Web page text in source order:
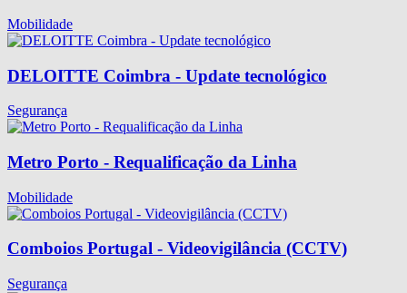
Mobilidade
DELOITTE Coimbra - Update tecnológico
Segurança
Metro Porto - Requalificação da Linha
Mobilidade
Comboios Portugal - Videovigilância (CCTV)
Segurança